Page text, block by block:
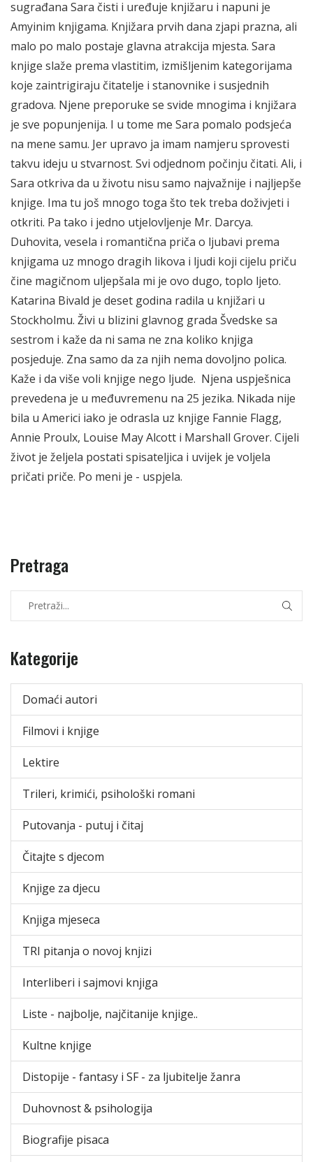
sugrađana Sara čisti i uređuje knjižaru i napuni je
Amyinim knjigama. Knjižara prvih dana zjapi prazna, ali
malo po malo postaje glavna atrakcija mjesta. Sara
knjige slaže prema vlastitim, izmišljenim kategorijama
koje zaintrigiraju čitatelje i stanovnike i susjednih
gradova. Njene preporuke se svide mnogima i knjižara
je sve popunjenija. I u tome me Sara pomalo podsjeća
na mene samu. Jer upravo ja imam namjeru sprovesti
takvu ideju u stvarnost. Svi odjednom počinju čitati. Ali, i
Sara otkriva da u životu nisu samo najvažnije i najljepše
knjige. Ima tu još mnogo toga što tek treba doživjeti i
otkriti. Pa tako i jedno utjelovljenje Mr. Darcya.
Duhovita, vesela i romantična priča o ljubavi prema
knjigama uz mnogo dragih likova i ljudi koji cijelu priču
čine magičnom uljepšala mi je ovo dugo, toplo ljeto.
Katarina Bivald je deset godina radila u knjižari u
Stockholmu. Živi u blizini glavnog grada Švedske sa
sestrom i kaže da ni sama ne zna koliko knjiga
posjeduje. Zna samo da za njih nema dovoljno polica.
Kaže i da više voli knjige nego ljude. Njena uspješnica
prevedena je u međuvremenu na 25 jezika. Nikada nije
bila u Americi iako je odrasla uz knjige Fannie Flagg,
Annie Proulx, Louise May Alcott i Marshall Grover. Cijeli
život je željela postati spisateljica i uvijek je voljela
pričati priče. Po meni je - uspjela.
Pretraga
Kategorije
Domaći autori
Filmovi i knjige
Lektire
Trileri, krimići, psihološki romani
Putovanja - putuj i čitaj
Čitajte s djecom
Knjige za djecu
Knjiga mjeseca
TRI pitanja o novoj knjizi
Interliberi i sajmovi knjiga
Liste - najbolje, najčitanije knjige..
Kultne knjige
Distopije - fantasy i SF - za ljubitelje žanra
Duhovnost & psihologija
Biografije pisaca